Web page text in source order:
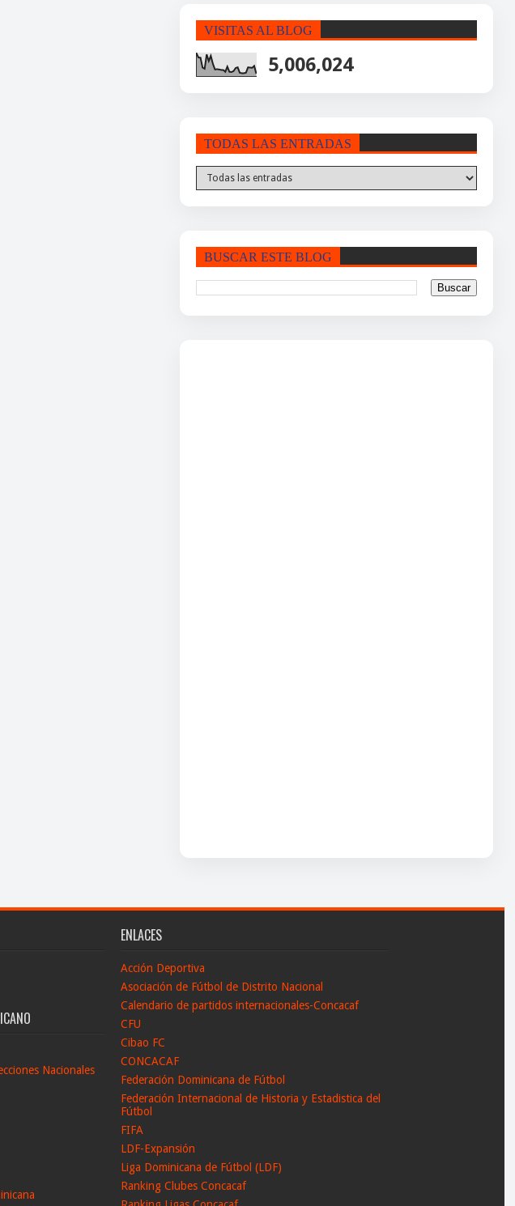
VISITAS AL BLOG
5,006,024
TODAS LAS ENTRADAS
BUSCAR ESTE BLOG
Nacionales
ENLACES
Acción Deportiva
Asociación de Fútbol de Distrito Nacional
Calendario de partidos internacionales-Concacaf
CFU
Cibao FC
CONCACAF
Federación Dominicana de Fútbol
Federación Internacional de Historia y Estadistica del
Fútbol
FIFA
LDF-Expansión
Liga Dominicana de Fútbol (LDF)
Ranking Clubes Concacaf